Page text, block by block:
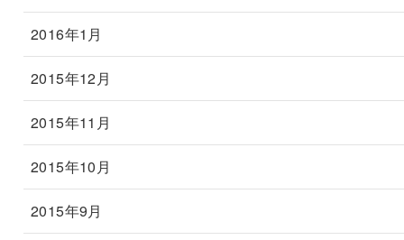
2016年1月
2015年12月
2015年11月
2015年10月
2015年9月